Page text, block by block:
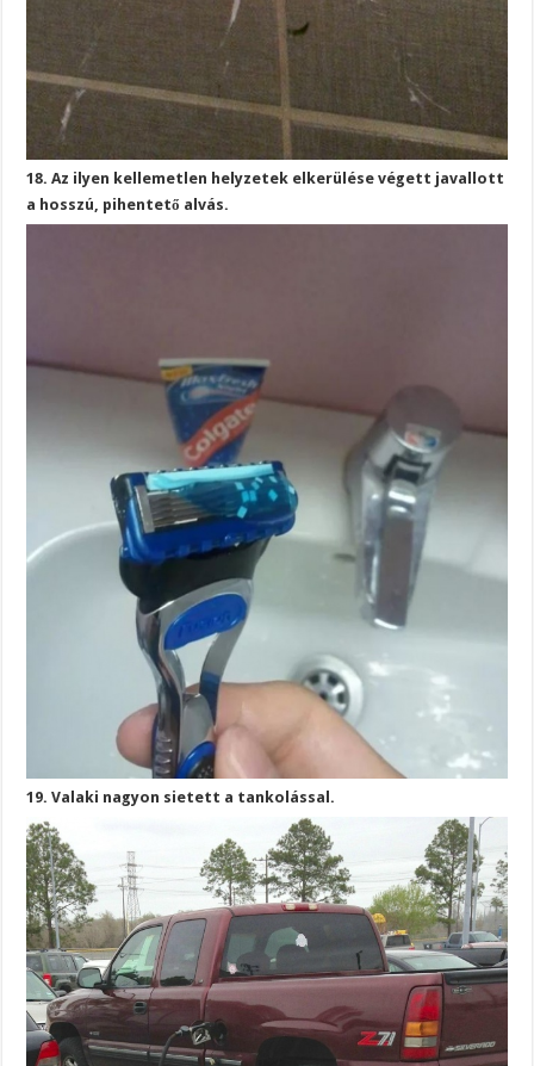
18. Az ilyen kellemetlen helyzetek elkerülése végett javallott
a hosszú, pihentető alvás.
19. Valaki nagyon sietett a tankolással.